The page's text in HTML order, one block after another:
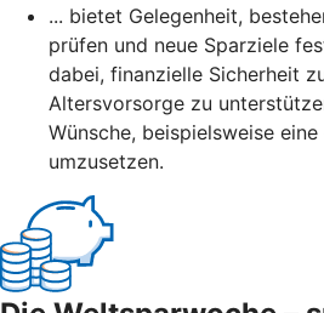
... bietet Gelegenheit,
prüfen und neue Sparziele
dabei, finanzielle Sicherheit
Altersvorsorge zu
Wünsche, beispielsweise
umzusetzen.